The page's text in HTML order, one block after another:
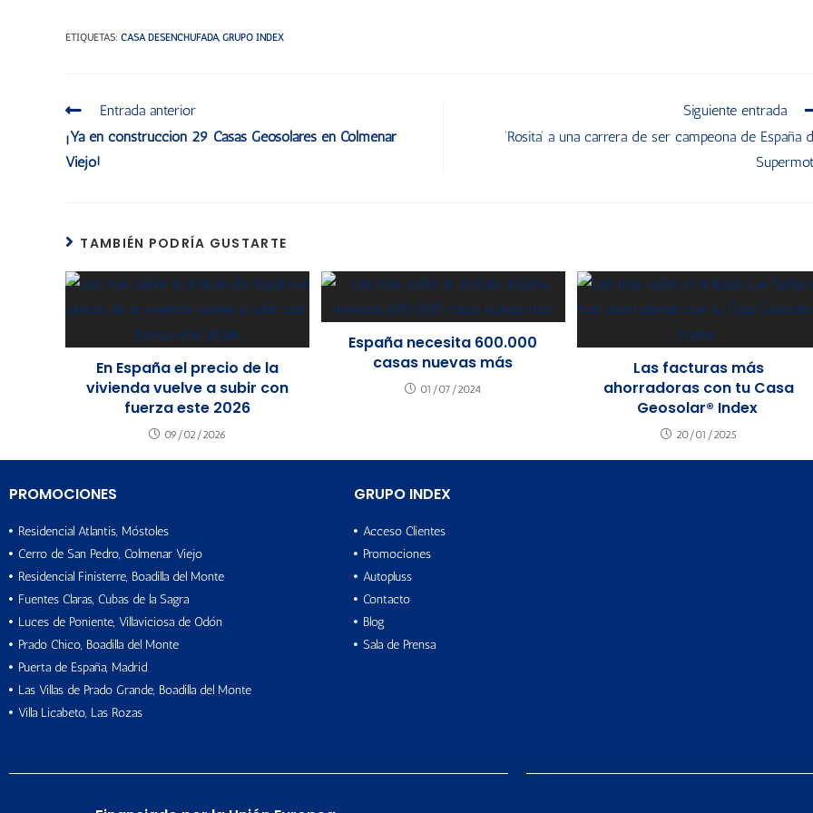
ETIQUETAS: CASA DESENCHUFADA, GRUPO INDEX
Entrada anterior
¡Ya en construcción 29 Casas Geosolares en Colmenar
Viejo!
Siguiente entrada
‘Rosita’ a una carrera de ser campeona de España
TAMBIÉN PODRÍA GUSTARTE
En España el precio de la
vivienda vuelve a subir con
fuerza este 2026
09/02/2026
España necesita 600.000
casas nuevas más
01/07/2024
Las facturas más
ahorradoras con tu Casa
Geosolar® Index
20/01/2025
PROMOCIONES
Residencial Atlantis, Móstoles
Cerro de San Pedro, Colmenar Viejo
Residencial Finisterre, Boadilla del Monte
Fuentes Claras, Cubas de la Sagra
Luces de Poniente, Villaviciosa de Odón
Prado Chico, Boadilla del Monte
Puerta de España, Madrid
Las Villas de Prado Grande, Boadilla del Monte
Villa Licabeto, Las Rozas
GRUPO INDEX
Acceso Clientes
Promociones
Autopluss
Contacto
Blog
Sala de Prensa